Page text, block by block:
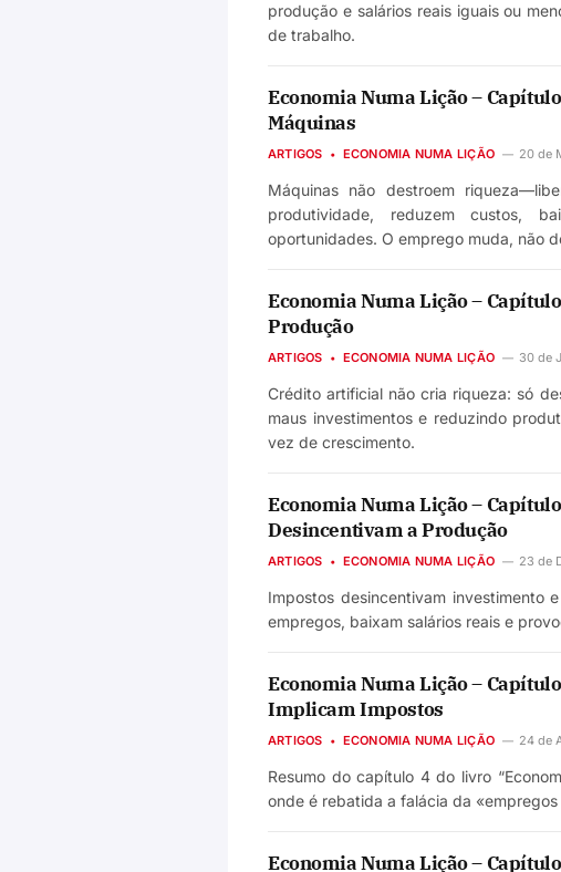
produção e salários reais iguais ou
de trabalho.
Economia Numa Lição –
Máquinas
ARTIGOS ECONOMIA NUMA LIÇÃO 20 de
Máquinas não destroem
produtividade, reduzem custos,
oportunidades. O emprego muda, não
Economia Numa Lição –
Produção
ARTIGOS ECONOMIA NUMA LIÇÃO 30 de
Crédito artificial não cria riqueza: só
maus investimentos e reduzindo
vez de crescimento.
Economia Numa Lição –
Desincentivam a Produção
ARTIGOS ECONOMIA NUMA LIÇÃO 23 de
Impostos desincentivam investimento
empregos, baixam salários reais e
Economia Numa Lição –
Implicam Impostos
ARTIGOS ECONOMIA NUMA LIÇÃO 24 de
Resumo do capítulo 4 do livro
onde é rebatida a falácia da
Economia Numa Lição –